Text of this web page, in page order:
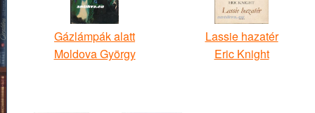
Gázlámpák alatt
Moldova György
Lassie hazatér
Eric Knight